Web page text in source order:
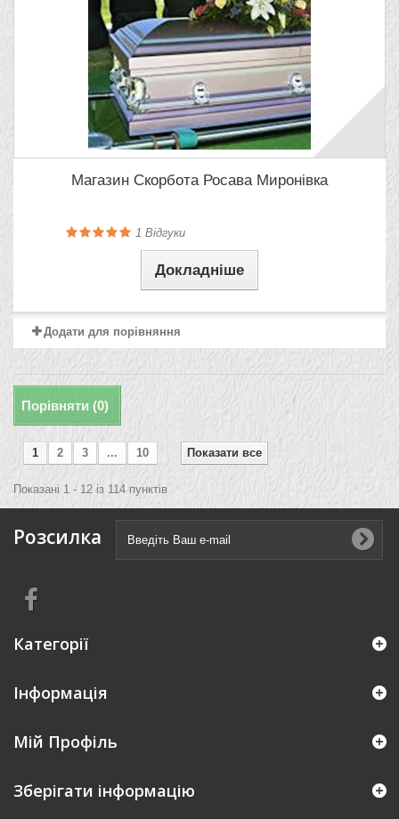
Магазин Скорбота Росава Миронівка
1 Відгуки
Докладніше
Додати для порівняння
Порівняти (0)
Показати все
1 2 3 ... 10
Показані 1 - 12 із 114 пунктів
Розсилка
Категорії
Інформація
Мій Профіль
Зберігати інформацію